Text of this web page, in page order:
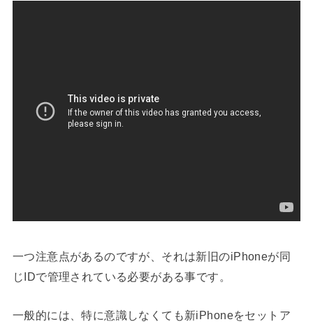
一つ注意点があるのですが、それは新旧のiPhoneが同
じIDで管理されている必要がある事です。
一般的には、特に意識しなくても新iPhoneをセットア